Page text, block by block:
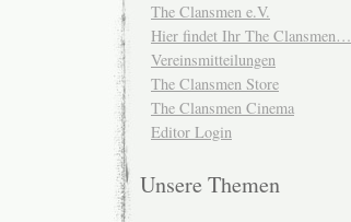
The Clansmen e.V.
Hier findet Ihr The Clansmen…
Vereinsmitteilungen
The Clansmen Store
The Clansmen Cinema
Editor Login
Unsere Themen